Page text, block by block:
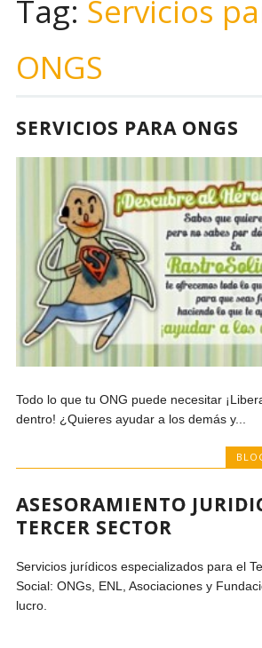
Tag: Servicios
ONGS
SERVICIOS PARA ONGS
Todo lo que tu ONG puede necesitar
dentro! ¿Quieres ayudar a los demás y...
ASESORAMIENTO
TERCER SECTOR
Servicios jurídicos especializados para el
Social: ONGs, ENL, Asociaciones y
lucro.